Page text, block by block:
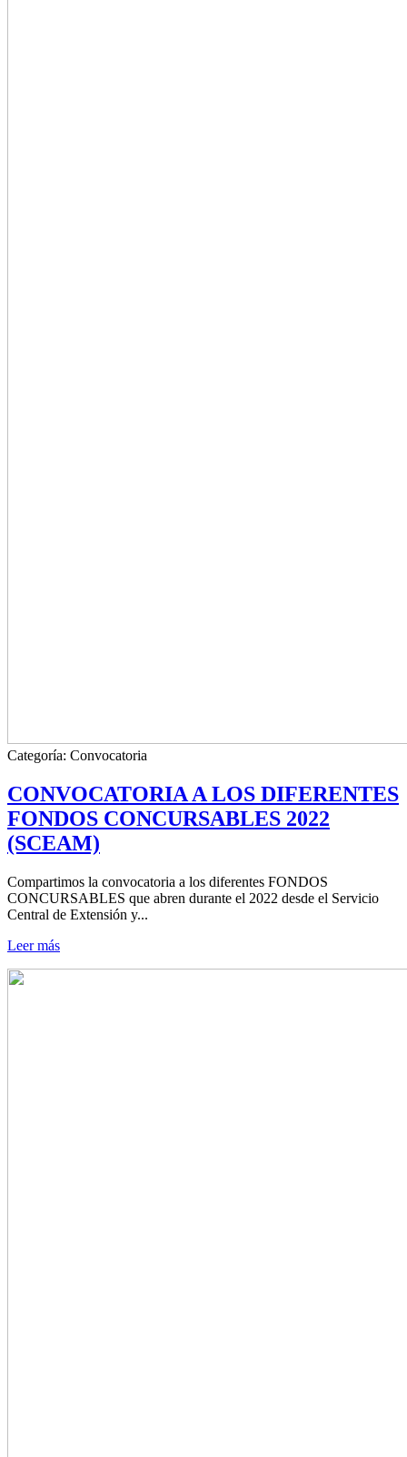
Categoría: Convocatoria
CONVOCATORIA A LOS DIFERENTES
FONDOS CONCURSABLES 2022
(SCEAM)
Compartimos la convocatoria a los diferentes FONDOS
CONCURSABLES que abren durante el 2022 desde el Servicio
Central de Extensión y...
Leer más